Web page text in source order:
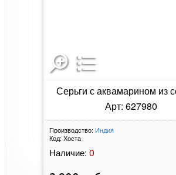
Серьги с аквамарином из
Арт: 627980
Производство: Индия
Код: Хоста
Наличие: 0